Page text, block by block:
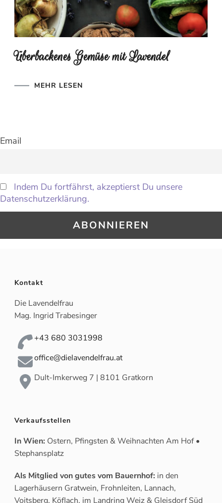
Überbackenes Gemüse mit Lavendel
MEHR LESEN
Email
Indem Du fortfährst, akzeptierst Du unsere
Datenschutzerklärung.
Kontakt
Die Lavendelfrau
Mag. Ingrid Trabesinger
+43 680 3031998
office@dielavendelfrau.at
Dult-Imkerweg 7 | 8101 Gratkorn
Verkaufsstellen
In Wien: Ostern, Pfingsten & Weihnachten Am Hof •
Stephansplatz
Als Mitglied von gutes vom Bauernhof: in den
Lagerhäusern Gratwein, Frohnleiten, Lannach,
Voitsberg, Köflach, im Landring Weiz & Gleisdorf Süd